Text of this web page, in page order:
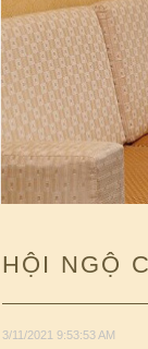
HỘI NGỘ
3/11/2021 9:53:53 AM